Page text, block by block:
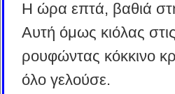
Η ώρα επτά, βαθιά
Αυτή όμως κιόλας
ρουφώντας κόκκινο
όλο γελούσε.